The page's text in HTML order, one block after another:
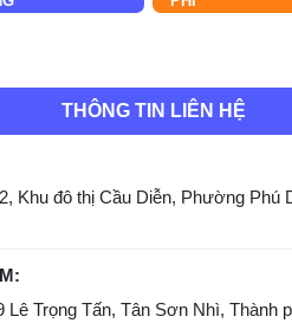
THÔNG TIN LIÊN HỆ
Khu đô thị Cầu Diễn, Phường Phú
Lê Trọng Tấn, Tân Sơn Nhì, Thành